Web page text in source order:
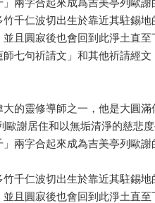
兩字合起來成爲吉美亭列歐謝
千仁波切出生於靠近其駐錫
且圓寂後也會回到此淨土直
七句祈請文」和其他祈請經
的靈修導師之一，他是大圓
歐謝居住和以無垢清淨的慈悲
兩字合起來成為吉美亭列歐謝
千仁波切出生於靠近其駐錫
且圓寂後也會回到此淨土直